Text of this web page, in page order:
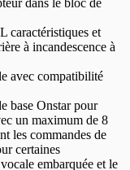
dans le bloc de
caractéristiques et
à incandescence à
avec compatibilité
base Onstar pour
un maximum de 8
les commandes de
certaines
embarquée et le